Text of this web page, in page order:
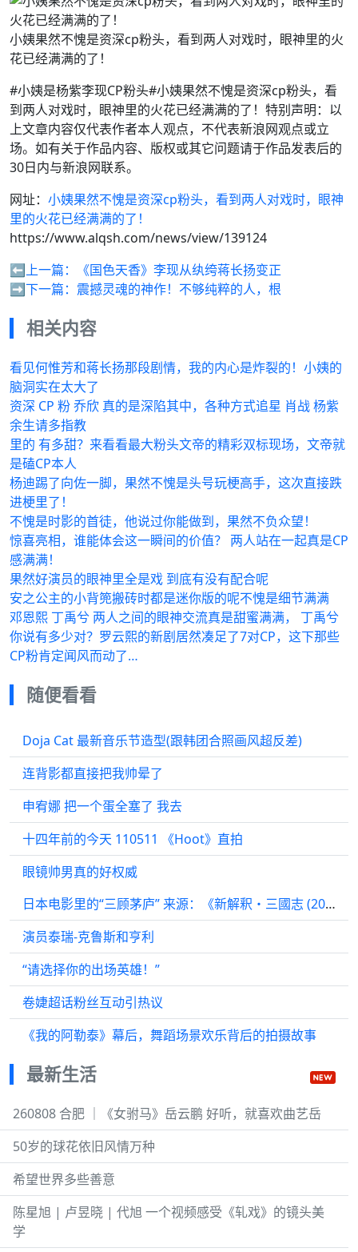
小姨果然不愧是资深cp粉头，看到两人对戏时，眼神里的火
花已经满满的了！
#小姨是杨紫李现CP粉头#小姨果然不愧是资深cp粉头，看
到两人对戏时，眼神里的火花已经满满的了！特别声明：以
上文章内容仅代表作者本人观点，不代表新浪网观点或立
场。如有关于作品内容、版权或其它问题请于作品发表后的
30日内与新浪网联系。
网址： 小姨果然不愧是资深cp粉头，看到两人对戏时，眼神
里的火花已经满满的了！
https://www.alqsh.com/news/view/139124
⬅️上一篇：
《国色天香》李现从纨绔蒋长扬变正
➡️下一篇： 震撼灵魂的神作！不够纯粹的人，根
相关内容
看见何惟芳和蒋长扬那段剧情，我的内心是炸裂的！小姨的
脑洞实在太大了
资深 CP 粉 乔欣 真的是深陷其中，各种方式追星 肖战 杨紫
余生请多指教
里的 有多甜？来看看最大粉头文帝的精彩双标现场，文帝就
是磕CP本人
杨迪踢了向佐一脚，果然不愧是头号玩梗高手，这次直接跌
进梗里了！
不愧是时影的首徒，他说过你能做到，果然不负众望！
惊喜亮相，谁能体会这一瞬间的价值？ 两人站在一起真是CP
感满满！
果然好演员的眼神里全是戏 到底有没有配合呢
安之公主的小背篼搬砖时都是迷你版的呢不愧是细节满满
邓恩熙 丁禹兮 两人之间的眼神交流真是甜蜜满满， 丁禹兮
你说有多少对？罗云熙的新剧居然凑足了7对CP，这下那些
CP粉肯定闻风而动了…
随便看看
Doja Cat 最新音乐节造型(跟韩团合照画风超反差)
连背影都直接把我帅晕了
申宥娜 把一个蛋全塞了 我去
十四年前的今天 110511 《Hoot》直拍
眼镜帅男真的好权威
日本电影里的“三顾茅庐” 来源：《新解釈・三國志 (2020)》
演员泰瑞-克鲁斯和亨利
“请选择你的出场英雄！”
卷婕超话粉丝互动引热议
《我的阿勒泰》幕后，舞蹈场景欢乐背后的拍摄故事
最新生活
260808 合肥 ｜《女驸马》岳云鹏 好听，就喜欢曲艺岳
50岁的球花依旧风情万种
希望世界多些善意
陈星旭 | 卢昱晓 | 代旭 一个视频感受《轧戏》的镜头美
学